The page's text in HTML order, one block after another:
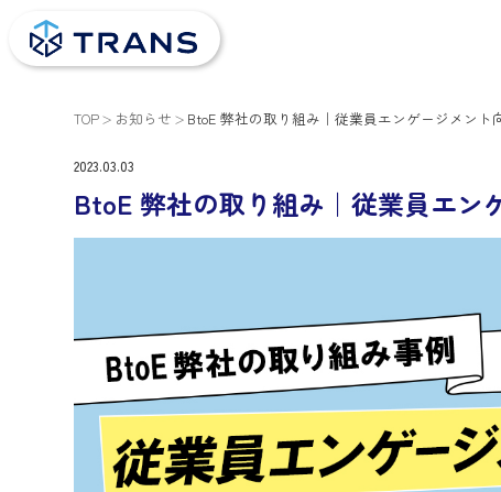
TOP お知らせ BtoE 弊社の取り組み｜従業員エンゲージメン
2023.03.03
BtoE 弊社の取り組み｜従業員エン